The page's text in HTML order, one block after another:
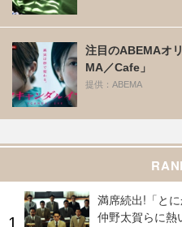
注目のABEMAオ
MA／Cafe」
提供：ABEMA
満席続出!「と
仲野太賀らに熱